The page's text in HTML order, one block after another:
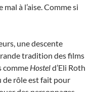
à l’aise. Comme si
une descente
tradition des films
comme Hosteld’Eli Roth
de rôle est fait pour